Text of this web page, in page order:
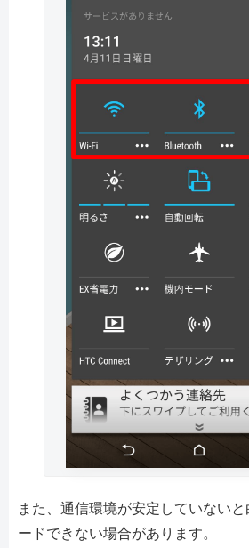
また、通信環境が安定していない
ードできない場合があります。